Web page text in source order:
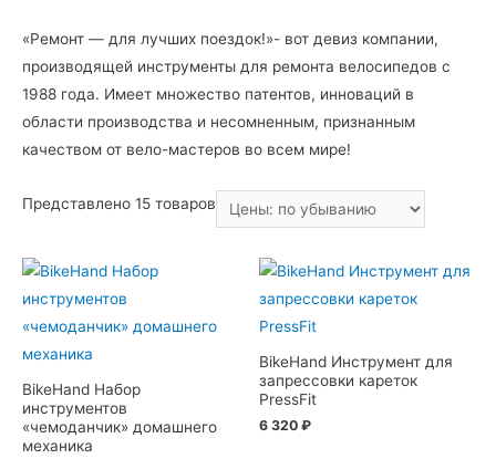
«Ремонт — для лучших поездок!»- вот девиз компании,
производящей инструменты для ремонта велосипедов с
1988 года. Имеет множество патентов, инноваций в
области производства и несомненным, признанным
качеством от вело-мастеров во всем мире!
Представлено 15 товаров
BikeHand Набор
инструментов
«чемоданчик» домашнего
механика
BikeHand Инструмент для
запрессовки кареток
PressFit
6 320 ₽